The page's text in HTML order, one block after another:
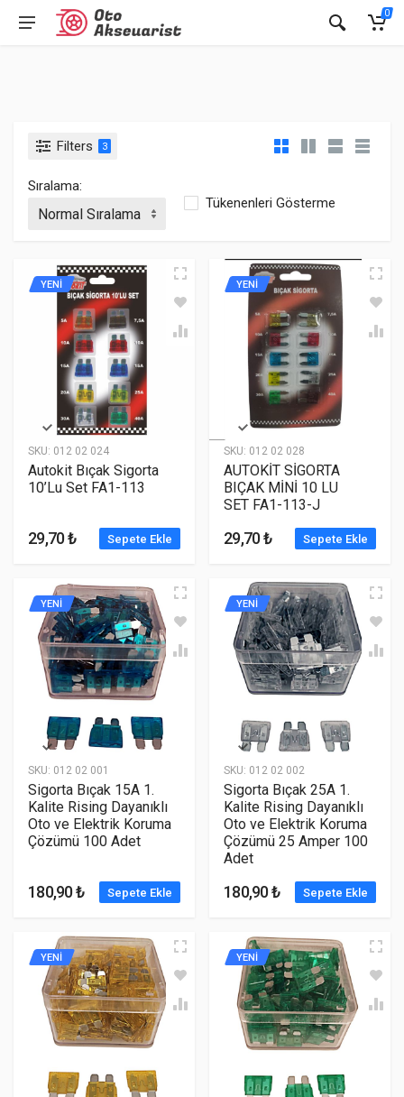
0
Filters 3
Sıralama:
Tükenenleri Gösterme
SKU: 012 02 024
YENİ
Autokit Bıçak Sigorta
10’Lu Set FA1-113
29,70 ₺ Sepete Ekle
SKU: 012 02 028
YENİ
AUTOKİT SİGORTA
BIÇAK MİNİ 10 LU
SET FA1-113-J
29,70 ₺ Sepete Ekle
SKU: 012 02 001
YENİ
Sigorta Bıçak 15A 1.
Kalite Rising Dayanıklı
Oto ve Elektrik Koruma
Çözümü 100 Adet
180,90 ₺ Sepete Ekle
SKU: 012 02 002
YENİ
Sigorta Bıçak 25A 1.
Kalite Rising Dayanıklı
Oto ve Elektrik Koruma
Çözümü 25 Amper 100
Adet
180,90 ₺ Sepete Ekle
YENİ YENİ